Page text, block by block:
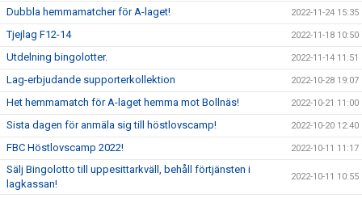
Dubbla hemmamatcher för A-laget! 2022-11-24 15:35
Tjejlag F12-14 2022-11-18 10:50
Utdelning bingolotter. 2022-11-14 11:51
Lag-erbjudande supporterkollektion 2022-10-28 19:07
Het hemmamatch för A-laget hemma mot Bollnäs! 2022-10-21 11:00
Sista dagen för anmäla sig till höstlovscamp! 2022-10-20 12:40
FBC Höstlovscamp 2022! 2022-10-11 11:17
Sälj Bingolotto till uppesittarkväll, behåll förtjänsten i
lagkassan!
2022-10-11 10:55